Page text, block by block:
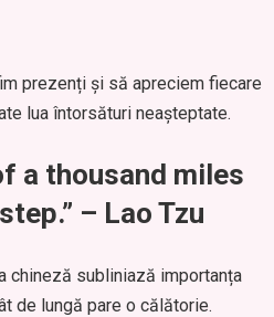
prezenți și să apreciem fiecare
lua întorsături neașteptate.
a thousand miles
– Lao Tzu
chineză subliniază importanța
de lungă pare o călătorie.